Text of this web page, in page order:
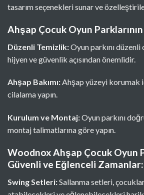
tasarım seçenekleri sunar ve
Ahşap Çocuk Oyun Parklarının
Düzenli Temizlik:Oyun parkını
hijyen ve güvenlik açısından önemlidir.
Ahşap Bakımı:Ahşap yüzeyi korumak
cilalama yapın.
Kurulum ve Montaj:Oyun parkını
montaj talimatlarına göre yapın.
Woodnox Ahşap Çocuk Oyun
Güvenli ve Eğlenceli Zamanlar:
Swing Setleri:Sallanma setleri,